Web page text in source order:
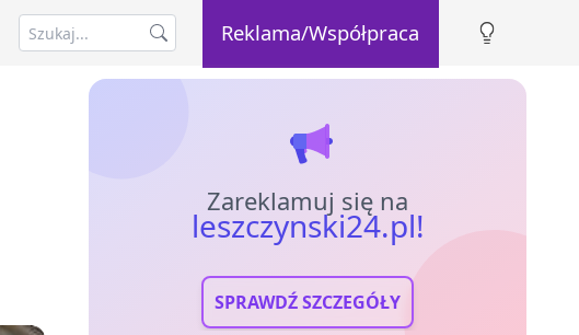
Reklama/Współpraca
Zareklamuj się na
leszczynski24.pl!
SPRAWDŹ SZCZEGÓŁY